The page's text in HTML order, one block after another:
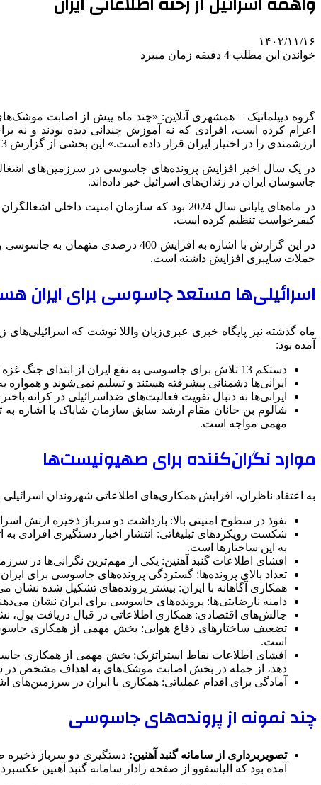
۱۴۰۲/۱۱/۱۶
خواندن این مطلب 4 دقیقه زمان میبرد
گروه دیپلماتیک – همشهری آنلاین: «چند ماه پیش از اصابت
اعزام کرده است، افرادی که نه آموزش چندانی دیده بودند و نه
ارزشمندی را در اختیار ایران قرار داده است.» این بخشی از گزارش 13 دسامبر سال 2024 سی‌ان‌ان است.
در یک سال اخیر افزایش پرونده‌های جاسوسی در سرزمین‌های
جاسوسان ایران در زندان‌های اسرائیل خبر داده‌اند.
کیفرخواست تنظیم کرده است.
در این گزارش با اشاره به افزایش
حملات سایبری افزایش داشته است.
اسرائیلی‌ها مستعد جاسوسی برای ایران
ماه گذشته نیز پایگاه خبری عبری‌زبان واللا نوشت که
آمده بود:
دستکم 13 تلاش برای جاسوسی به نفع ایران از ابتدای جنگ غزه تاکنون خنثی شده است.
ایرانی‌ها دشمنانی پیشرفته هستند و تسلیم نمی‌شوند و همواره
ایرانی‌ها به دنبال تقویت فعالیت‌های ضداسرائیلی در کرانه
شالوم بن حانان مقام ارشد سابق سازمان شاباک با اشاره به
مهمی مواجه است.
موارد نگران‌کننده برای صهیونیست‌ها
به اعتقاد ناظران، افزایش همکاری‌های اطلاعاتی شهروندان
نفوذ در سطوح امنیتی بالا: بازداشت دو سرباز ذخیره ارتش
شکست رویکردهای تبلیغاتی: انتشار اخبار دستگیری افرادی
به این ساختارها است.
افشای اطلاعات گنبد آهنین: یکی از مهم‌ترین نگرانی‌ها در
تعداد بالای پرونده‌ها: گستردگی پرونده‌های جاسوسی برای
همکاری آگاهانه با ایران: بیشتر پرونده‌های تشکیل شده نشان
دامنه نارضایتی‌ها: پرونده‌های جاسوسی برای ایران نشان
چالش‌های اقتصادی: همکاری اطلاعاتی در قبال دریافت
تضعیف ساختارهای دفاع هوایی: بخش مهمی از همکاری
است.
افشای اطلاعات نقاط استراتژیک: بخش مهمی از همکاری
دهد، از جمله در بخش اصابت موشک‌های به اهداف مشخص در
آمادگی برای اقدام عملیاتی: همکاری با ایران در
چند نمونه از پرونده‌های جاسوسی
تصویربرداری از سامانه گنبد آهنین:دستگیری دو سرباز ذخیره
آمده بود که الیاسفوو از صفحه رادار سامانه گنبد آهنین